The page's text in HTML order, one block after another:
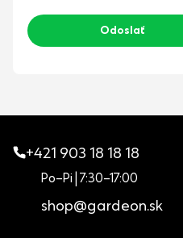
+421 903 18 18 18
Po–Pi | 7:30–17:00
shop@gardeon.sk